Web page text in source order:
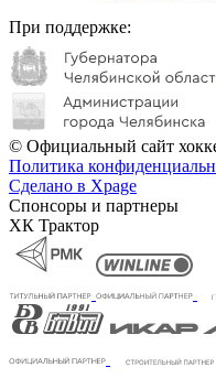
При поддержке:
© Официальный сайт
Политика
Сделано в Xpage
Спонсоры и партнеры
ХК Трактор